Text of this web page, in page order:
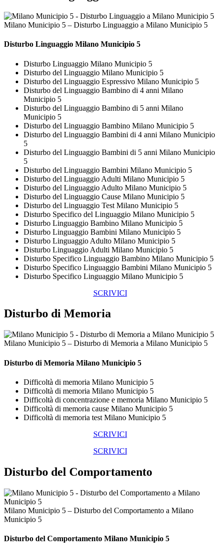
Milano Municipio 5 – Disturbo Linguaggio a Milano Municipio 5
Disturbo Linguaggio Milano Municipio 5
Disturbo Linguaggio Milano Municipio 5
Disturbo del Linguaggio Milano Municipio 5
Disturbo del Linguaggio Espressivo Milano Municipio 5
Disturbo del Linguaggio Bambino di 4 anni Milano
Municipio 5
Disturbo del Linguaggio Bambino di 5 anni Milano
Municipio 5
Disturbo del Linguaggio Bambino Milano Municipio 5
Disturbo del Linguaggio Bambini di 4 anni Milano Municipio
5
Disturbo del Linguaggio Bambini di 5 anni Milano Municipio
5
Disturbo del Linguaggio Bambini Milano Municipio 5
Disturbo del Linguaggio Adulti Milano Municipio 5
Disturbo del Linguaggio Adulto Milano Municipio 5
Disturbo del Linguaggio Cause Milano Municipio 5
Disturbo del Linguaggio Test Milano Municipio 5
Disturbo Specifico del Linguaggio Milano Municipio 5
Disturbo Linguaggio Bambino Milano Municipio 5
Disturbo Linguaggio Bambini Milano Municipio 5
Disturbo Linguaggio Adulto Milano Municipio 5
Disturbo Linguaggio Adulti Milano Municipio 5
Disturbo Specifico Linguaggio Bambino Milano Municipio 5
Disturbo Specifico Linguaggio Bambini Milano Municipio 5
Disturbo Specifico Linguaggio Milano Municipio 5
SCRIVICI
Disturbo di Memoria
Milano Municipio 5 – Disturbo di Memoria a Milano Municipio 5
Disturbo di Memoria Milano Municipio 5
Difficoltà di memoria Milano Municipio 5
Difficoltà di memoria Milano Municipio 5
Difficoltà di concentrazione e memoria Milano Municipio 5
Difficoltà di memoria cause Milano Municipio 5
Difficoltà di memoria test Milano Municipio 5
SCRIVICI
SCRIVICI
Disturbo del Comportamento
Milano Municipio 5 – Disturbo del Comportamento a Milano
Municipio 5
Disturbo del Comportamento Milano Municipio 5